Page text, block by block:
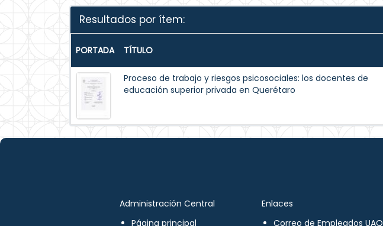
Resultados por ítem:
PORTADA TÍTULO
Proceso de trabajo y riesgos psicosociales: los docentes de
educación superior privada en Querétaro
Administración Central
Página principal
Enlaces
Correo de Empleados UAQ